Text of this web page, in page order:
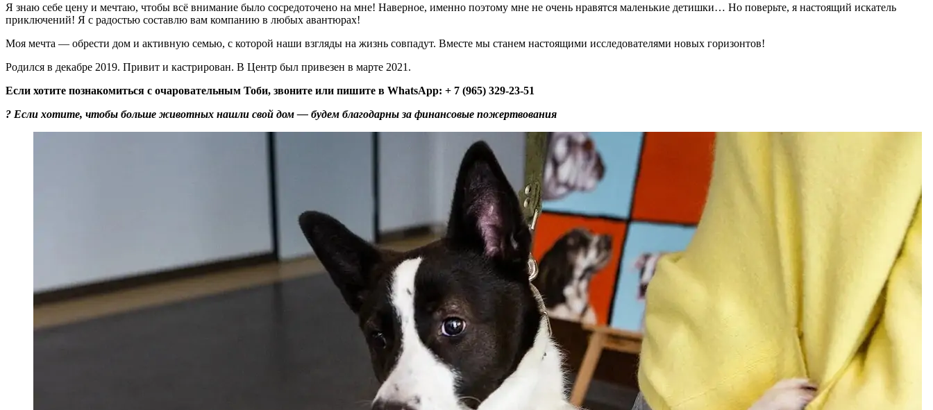
Я знаю себе цену и мечтаю, чтобы всё внимание было сосредоточено на мне! Наверное, именно поэтому мне не очень нравятся маленькие детишки… Но поверьте, я настоящий искатель
приключений! Я с радостью составлю вам компанию в любых авантюрах!
Моя мечта — обрести дом и активную семью, с которой наши взгляды на жизнь совпадут. Вместе мы станем настоящими исследователями новых горизонтов!
Родился в декабре 2019. Привит и кастрирован. В Центр был привезен в марте 2021.
Если хотите познакомиться с очаровательным Тоби, звоните или пишите в WhatsApp: + 7 (965) 329-23-51
? Если хотите, чтобы больше животных нашли свой дом — будем благодарны за финансовые пожертвования